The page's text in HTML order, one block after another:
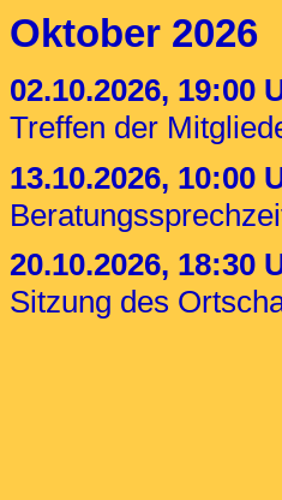
Oktober 2026
02.10.2026, 19:00
Treffen der
13.10.2026, 10:00
20.10.2026, 18:30
Sitzung des